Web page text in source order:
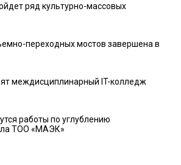
ряд культурно-массовых
переходных мостов завершена в
междисциплинарный IT-колледж
работы по углублению
ТОО «МАЭК»